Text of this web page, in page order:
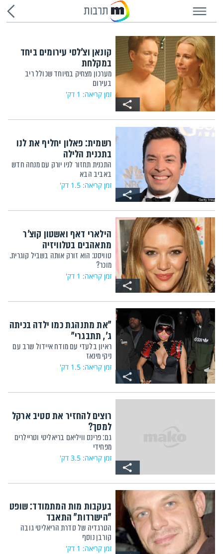
תרבות
קונאן וצ'לסי עירומים ביחד
במקלחת
מערכון מצחיק במיוחד שכולל ריב
בעירום
זמן קריאה: 1 דק'
רשמית: פאלון יחליף את לנו
בתכנית הלילה
התכנית תחזור לניו יורק עם מנחה חדש
באביב הבא
זמן קריאה: 1.5 דק'
הילארי דאף ואשטון קוצ'ר
מתאהבים בטלוויזיה
טוויסט: הוא זורק אותה בשביל קוגרית.
מוכר?
זמן קריאה: 1 דק'
"את מתנהגת כמו ילדה בכיתה
ג', תתבגרי"
ראיון בלעדי עם מודח איידול שרב עם
ניקי מינאז
זמן קריאה: 1.5 דק'
רוצים להחזיר את סטיב ארקל
למסך?
גם: פרינס וויליאם בריאליטי וטריילרים
מפחידי
זמן קריאה: 3.5 דק'
בעקבות מות המתמודד: שופט
"הישרדות" התאבד
הטרגדיה של סדרת הריאליטי גובה
קורבן נוסף
זמן קריאה: 1 דק'